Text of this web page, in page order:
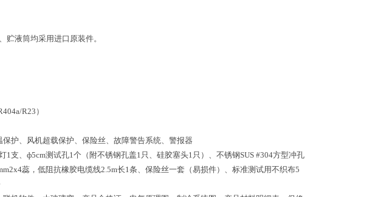
贮液筒均采用进口原装件。
R23）
护、风机超载保护、保险丝、故障警告系统、警报器
支、ф5cm测试孔1个（附不锈钢孔盖1只、硅胶塞头1只）、不锈钢SUS #304方型冲孔
蕊，低阻抗橡胶电缆线2.5m长1条、保险丝一套（易损件）、标准测试用不织布5